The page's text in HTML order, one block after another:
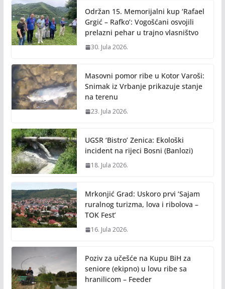
Održan 15. Memorijalni kup ‘Rafael
Grgić – Rafko’: Vogošćani osvojili
prelazni pehar u trajno vlasništvo
30. Jula 2026.
Masovni pomor ribe u Kotor Varoši:
Snimak iz Vrbanje prikazuje stanje
na terenu
23. Jula 2026.
UGSR ‘Bistro’ Zenica: Ekološki
incident na rijeci Bosni (Banlozi)
18. Jula 2026.
Mrkonjić Grad: Uskoro prvi ‘Sajam
ruralnog turizma, lova i ribolova –
TOK Fest’
16. Jula 2026.
Poziv za učešće na Kupu BiH za
seniore (ekipno) u lovu ribe sa
hranilicom – Feeder